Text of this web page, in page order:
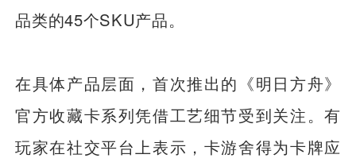
品类的45个SKU产品。
在具体产品层面，首次推出的《明日方舟》
官方收藏卡系列凭借工艺细节受到关注。有
玩家在社交平台上表示，卡游舍得为卡牌应